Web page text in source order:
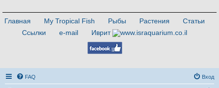
Главная My Tropical Fish Рыбы Растения
Статьи
Ссылки
e-mail Иврит
FAQ Вход